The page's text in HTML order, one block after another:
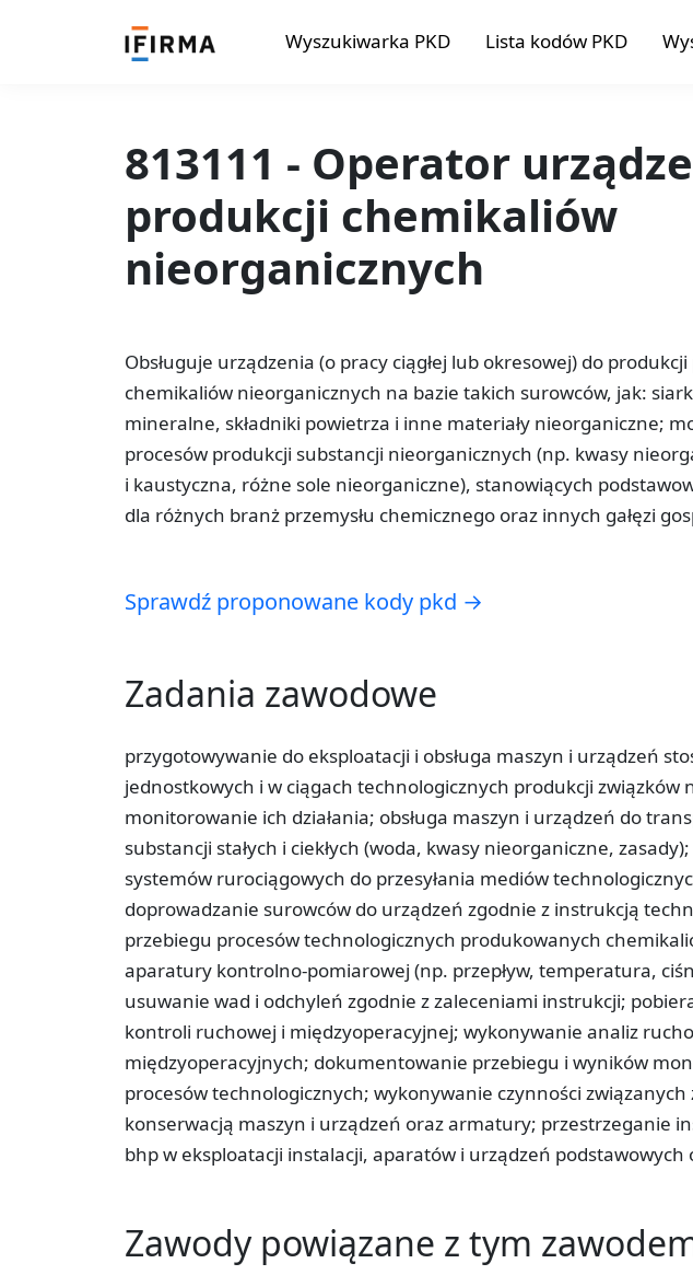
Wyszukiwarka PKD Lista kodów PKD
813111 - Operator
produkcji chemikaliów
nieorganicznych
Obsługuje urządzenia (o pracy ciągłej lub okresowej) do
chemikaliów nieorganicznych na bazie takich surowców, jak:
mineralne, składniki powietrza i inne materiały nieorganiczne;
procesów produkcji substancji nieorganicznych (np. kwasy
i kaustyczna, różne sole nieorganiczne), stanowiących
dla różnych branż przemysłu chemicznego oraz innych gałęzi
Sprawdź proponowane kody pkd →
Zadania zawodowe
przygotowywanie do eksploatacji i obsługa maszyn i urządzeń
jednostkowych i w ciągach technologicznych produkcji związków
monitorowanie ich działania; obsługa maszyn i urządzeń do
substancji stałych i ciekłych (woda, kwasy nieorganiczne,
systemów rurociągowych do przesyłania mediów
doprowadzanie surowców do urządzeń zgodnie z instrukcją
przebiegu procesów technologicznych produkowanych
aparatury kontrolno-pomiarowej (np. przepływ, temperatura,
usuwanie wad i odchyleń zgodnie z zaleceniami instrukcji;
kontroli ruchowej i międzyoperacyjnej; wykonywanie analiz
międzyoperacyjnych; dokumentowanie przebiegu i wyników
procesów technologicznych; wykonywanie czynności związanych
konserwacją maszyn i urządzeń oraz armatury; przestrzeganie
bhp w eksploatacji instalacji, aparatów i urządzeń podstawowych
Zawody powiązane z tym